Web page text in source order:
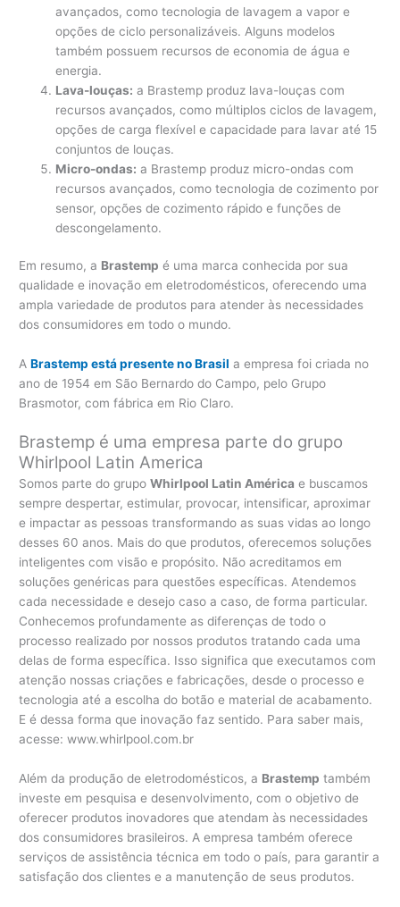
avançados, como tecnologia de lavagem a vapor e
opções de ciclo personalizáveis. Alguns modelos
também possuem recursos de economia de água e
energia.
Lava-louças: a Brastemp produz lava-louças com
recursos avançados, como múltiplos ciclos de lavagem,
opções de carga flexível e capacidade para lavar até 15
conjuntos de louças.
Micro-ondas: a Brastemp produz micro-ondas com
recursos avançados, como tecnologia de cozimento por
sensor, opções de cozimento rápido e funções de
descongelamento.
Em resumo, a Brastemp é uma marca conhecida por sua
qualidade e inovação em eletrodomésticos, oferecendo uma
ampla variedade de produtos para atender às necessidades
dos consumidores em todo o mundo.
ABrastemp está presente no Brasil a empresa foi criada no
ano de 1954 em São Bernardo do Campo, pelo Grupo
Brasmotor, com fábrica em Rio Claro.
Brastemp é uma empresa parte do grupo
Whirlpool Latin America
Somos parte do grupoWhirlpool Latin América e buscamos
sempre despertar, estimular, provocar, intensificar, aproximar
e impactar as pessoas transformando as suas vidas ao longo
desses 60 anos. Mais do que produtos, oferecemos soluções
inteligentes com visão e propósito. Não acreditamos em
soluções genéricas para questões específicas. Atendemos
cada necessidade e desejo caso a caso, de forma particular.
Conhecemos profundamente as diferenças de todo o
processo realizado por nossos produtos tratando cada uma
delas de forma específica. Isso significa que executamos com
atenção nossas criações e fabricações, desde o processo e
tecnologia até a escolha do botão e material de acabamento.
E é dessa forma que inovação faz sentido. Para saber mais,
acesse: www.whirlpool.com.br
Além da produção de eletrodomésticos, a Brastemp também
investe em pesquisa e desenvolvimento, com o objetivo de
oferecer produtos inovadores que atendam às necessidades
dos consumidores brasileiros. A empresa também oferece
serviços de assistência técnica em todo o país, para garantir a
satisfação dos clientes e a manutenção de seus produtos.